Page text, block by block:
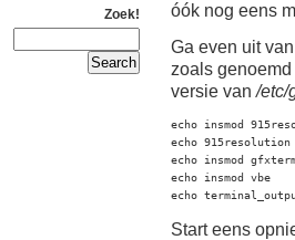
óók nog eens
Ga even uit
zoals
versie van/etc/
echo insmod
echo 915resolution
echo insmod
echo insmod vbe
echo
Start eens
Zoek!